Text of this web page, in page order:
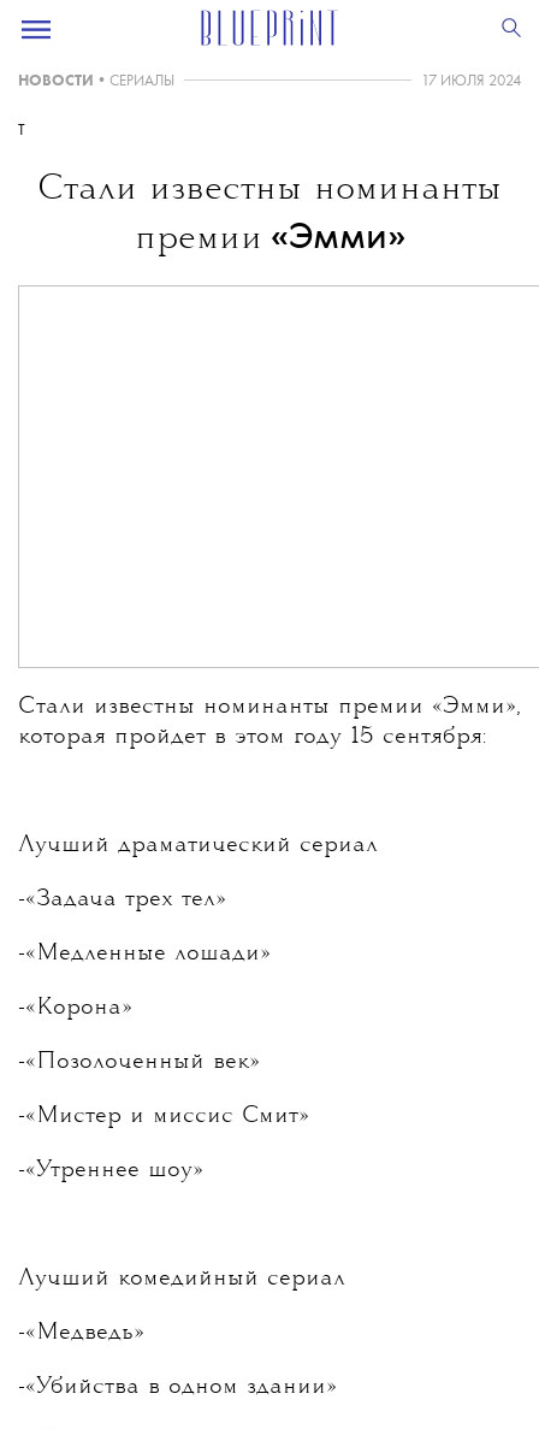
НОВОСТИ • СЕРИАЛЫ 17 ИЮЛЯ 2024
T
Стали известны номинанты
премии «Эмми»
Стали известны номинанты премии «Эмми»,
которая пройдет в этом году 15 сентября:
Лучший драматический сериал
-«Задача трех тел»
-«Медленные лошади»
-«Корона»
-«Позолоченный век»
-«Мистер и миссис Смит»
-«Утреннее шоу»
Лучший комедийный сериал
-«Медведь»
-«Убийства в одном здании»